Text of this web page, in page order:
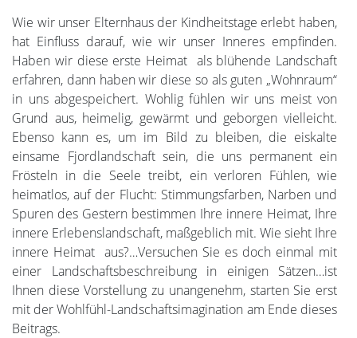
Wie wir unser Elternhaus der Kindheitstage erlebt haben,
hat Einfluss darauf, wie wir unser Inneres empfinden.
Haben wir diese erste Heimat als blühende Landschaft
erfahren, dann haben wir diese so als guten „Wohnraum“
in uns abgespeichert. Wohlig fühlen wir uns meist von
Grund aus, heimelig, gewärmt und geborgen vielleicht.
Ebenso kann es, um im Bild zu bleiben, die eiskalte
einsame Fjordlandschaft sein, die uns permanent ein
Frösteln in die Seele treibt, ein verloren Fühlen, wie
heimatlos, auf der Flucht: Stimmungsfarben, Narben und
Spuren des Gestern bestimmen Ihre innere Heimat, Ihre
innere Erlebenslandschaft, maßgeblich mit. Wie sieht Ihre
innere Heimat aus?…Versuchen Sie es doch einmal mit
einer Landschaftsbeschreibung in einigen Sätzen…ist
Ihnen diese Vorstellung zu unangenehm, starten Sie erst
mit der Wohlfühl-Landschaftsimagination am Ende dieses
Beitrags.